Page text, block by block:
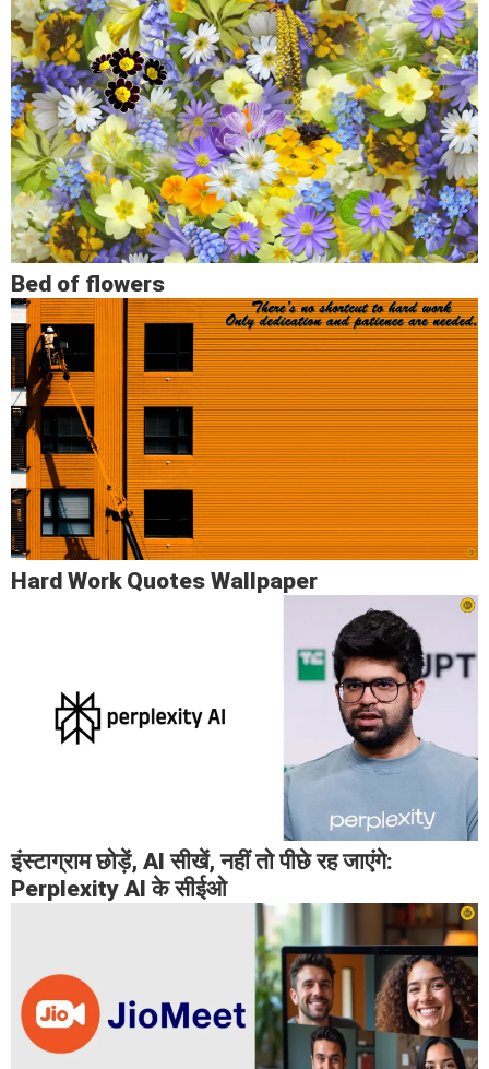
Bed of flowers
Hard Work Quotes Wallpaper
इंस्टाग्राम छोड़ें, AI सीखें, नहीं तो पीछे रह जाएंगे:
Perplexity AI के सीईओ